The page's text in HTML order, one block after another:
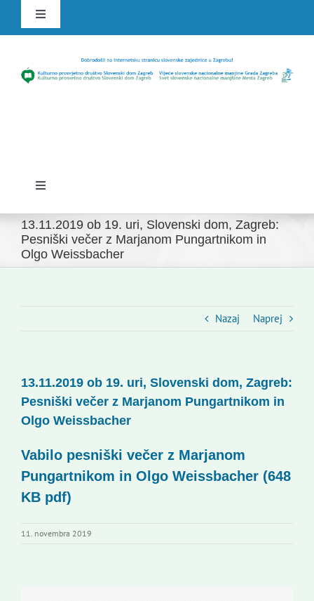
content
Toggle
Navigation
Toggle
Domov
Novice
Kontakti
Novi odmev – naše glasilo
Založništvo
Koristne informacije
13.11.2019 ob 19. uri, Slovenski dom, Zagreb:
Pesniški večer z Marjanom Pungartnikom in
Olgo Weissbacher
Nazaj Naprej
13.11.2019 ob 19. uri, Slovenski dom, Zagreb:
Pesniški večer z Marjanom Pungartnikom in
Olgo Weissbacher
Vabilo pesniški večer z Marjanom
Pungartnikom in Olgo Weissbacher (648
KB pdf)
11. novembra 2019